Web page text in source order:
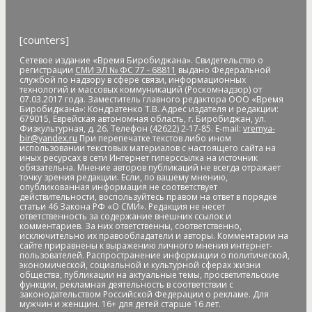
банковские_карты
барельеф баскетболБастакБастрыкинбатутБедность
бездомныебездомные животныебезналичные платежи
Безопасное колесо-2019безопасностьБезопасные и
качественные дорогибезработицабелкабензинБеринг
Берл Лазарбесплатные лекарстваБессмертные дела
Бессмертный полк бесхозяйственность бешенство
библиотекабизнесбизнес без поддержкибизнес-
омбудсменбиометрияБира БираканБирария БирЗСТ
БиробидажанБиробиджанБиробиджан-2
Биробиджанская воспитательная колония
Биробиджанская таможняБиробиджанская ТЭЦ
Биробиджанский АрбатБиробиджанский военный
гарнизонный судБиробиджанский колледж культуры и
искусствБиробиджанский районБирофельдбиткоин
битумная ямабитумная_ямабитумное болотобитумные
ямыБлаговещенскБлаговещенский кафедральный собор
Благословенноеблаготворитель года благотворительная
[counters]
Сетевое издание «Время Биробиджана». Свидетельство о
регистрации СМИ ЭЛ № ФС 77 - 68811 выдано Федеральной
службой по надзору в сфере связи, информационных
технологий и массовых коммуникаций (Роскомнадзор) от
07.03.2017 года. Заместитель главного редактора ООО «Время
Биробиджана»: Кондратенко Т.В. Адрес издателя и редакции:
679015, Еврейская автономная область, г. Биробиджан, ул.
Физкультурная, д. 26. Телефон (42622) 2-17-85. E-mail: vremya-
bir@yandex.ru При перепечатке текстов либо ином
использовании текстовых материалов с настоящего сайта на
иных ресурсах в сети Интернет гиперссылка на источник
обязательна. Мнение авторов публикаций не всегда отражает
точку зрения редакции. Если, по вашему мнению,
опубликованная информация не соответствует
действительности, воспользуйтесь правом на ответ в порядке
статьи 46 Закона РФ «О СМИ». Редакция не несет
ответственность за содержание внешних ссылок и
комментариев. За них ответственны, соответственно,
исключительно их правообладатели и авторы. Комментарии на
сайте приравнены к выражению личного мнения интернет-
пользователей. Распространение информации о политической,
экономической, социальной и культурной сферах жизни
общества, публикации на актуальные темы, просветительские
функции, рекламная деятельность в соответствии с
законодательством Российской Федерации о рекламе. Для
мужчин и женщин. 16+ для детей старше 16 лет.